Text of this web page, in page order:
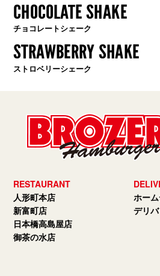
CHOCOLATE SHAKE
チョコレートシェーク
STRAWBERRY SHAKE
ストロベリーシェーク
RESTAURANT
人形町本店
新富町店
日本橋高島屋店
御茶の水店
ホー
デリ